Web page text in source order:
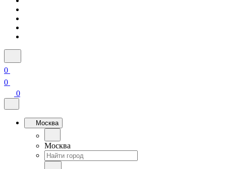
0
0
0
Москва
Москва